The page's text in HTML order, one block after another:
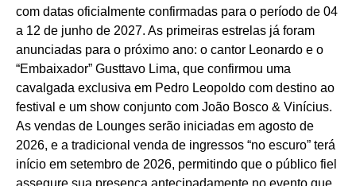
com datas oficialmente confirmadas para o período de 04
a 12 de junho de 2027. As primeiras estrelas já foram
anunciadas para o próximo ano: o cantor Leonardo e o
“Embaixador” Gusttavo Lima, que confirmou uma
cavalgada exclusiva em Pedro Leopoldo com destino ao
festival e um show conjunto com João Bosco & Vinícius.
As vendas de Lounges serão iniciadas em agosto de
2026, e a tradicional venda de ingressos “no escuro” terá
início em setembro de 2026, permitindo que o público fiel
assegure sua presença antecipadamente no evento que